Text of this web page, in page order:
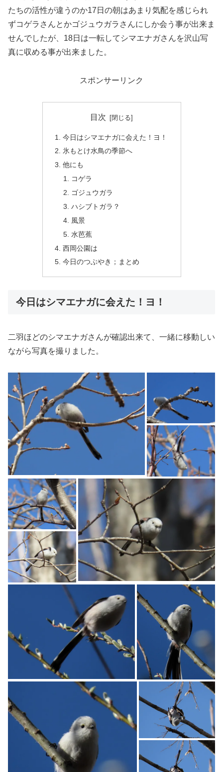
たちの活性が違うのか17日の朝はあまり気配を感じられ
ずコゲラさんとかゴジュウガラさんにしか会う事が出来ま
せんでしたが、18日は一転してシマエナガさんを沢山写
真に収める事が出来ました。
スポンサーリンク
目次
今日はシマエナガに会えた！ヨ！
氷もとけ水鳥の季節へ
他にも
コゲラ
ゴジュウガラ
ハシブトガラ？
風景
水芭蕉
西岡公園は
今日のつぶやき；まとめ
今日はシマエナガに会えた！ヨ！
二羽ほどのシマエナガさんが確認出来て、一緒に移動しい
ながら写真を撮りました。